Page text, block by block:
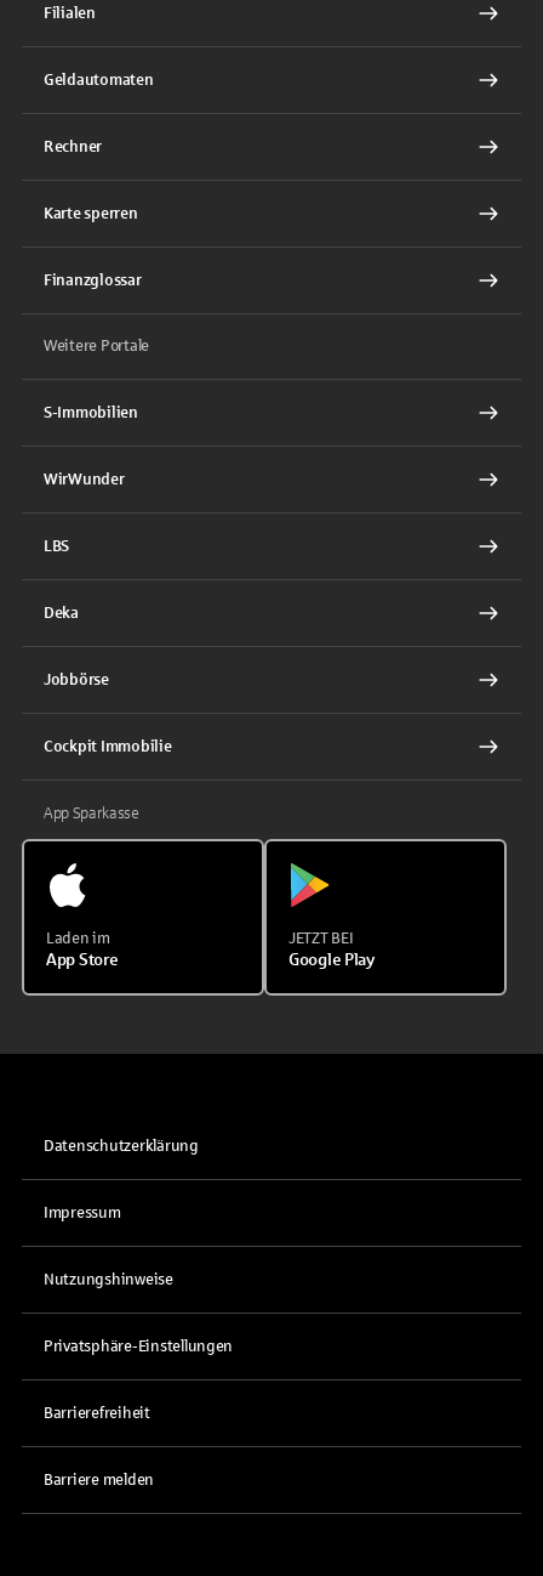
Filialen
Geldautomaten
Rechner
Karte sperren
Finanzglossar
Weitere Portale
S-Immobilien
WirWunder
LBS
Deka
Jobbörse
Cockpit Immobilie
App Sparkasse
Laden im
App Store
JETZT BEI
Google Play
Datenschutzerklärung
Impressum
Nutzungshinweise
Privatsphäre-Einstellungen
Barrierefreiheit
Barriere melden